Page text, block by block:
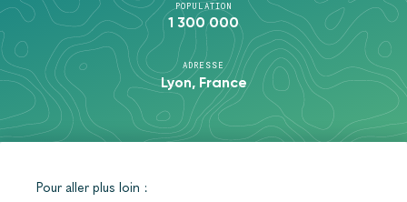
POPULATION
1 300 000
ADRESSE
Lyon, France
Pour aller plus loin :